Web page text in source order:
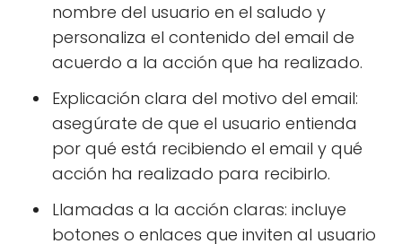
nombre del usuario en el saludo y
personaliza el contenido del email de
acuerdo a la acción que ha realizado.
Explicación clara del motivo del email:
asegúrate de que el usuario entienda
por qué está recibiendo el email y qué
acción ha realizado para recibirlo.
Llamadas a la acción claras: incluye
botones o enlaces que inviten al usuario